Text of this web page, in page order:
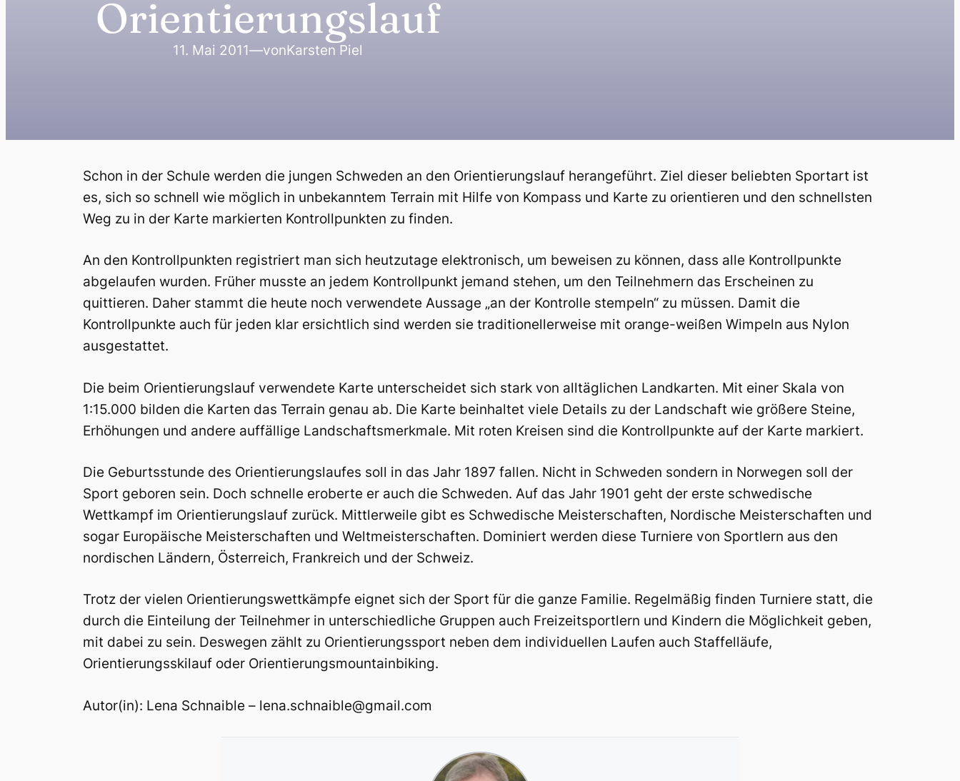
Orientierungslauf
11. Mai 2011—vonKarsten Piel
Schon in der Schule werden die jungen Schweden an den Orientierungslauf herangeführt. Ziel dieser beliebten Sportart ist
es, sich so schnell wie möglich in unbekanntem Terrain mit Hilfe von Kompass und Karte zu orientieren und den schnellsten
Weg zu in der Karte markierten Kontrollpunkten zu finden.
An den Kontrollpunkten registriert man sich heutzutage elektronisch, um beweisen zu können, dass alle Kontrollpunkte
abgelaufen wurden. Früher musste an jedem Kontrollpunkt jemand stehen, um den Teilnehmern das Erscheinen zu
quittieren. Daher stammt die heute noch verwendete Aussage „an der Kontrolle stempeln“ zu müssen. Damit die
Kontrollpunkte auch für jeden klar ersichtlich sind werden sie traditionellerweise mit orange-weißen Wimpeln aus Nylon
ausgestattet.
Die beim Orientierungslauf verwendete Karte unterscheidet sich stark von alltäglichen Landkarten. Mit einer Skala von
1:15.000 bilden die Karten das Terrain genau ab. Die Karte beinhaltet viele Details zu der Landschaft wie größere Steine,
Erhöhungen und andere auffällige Landschaftsmerkmale. Mit roten Kreisen sind die Kontrollpunkte auf der Karte markiert.
Die Geburtsstunde des Orientierungslaufes soll in das Jahr 1897 fallen. Nicht in Schweden sondern in Norwegen soll der
Sport geboren sein. Doch schnelle eroberte er auch die Schweden. Auf das Jahr 1901 geht der erste schwedische
Wettkampf im Orientierungslauf zurück. Mittlerweile gibt es Schwedische Meisterschaften, Nordische Meisterschaften und
sogar Europäische Meisterschaften und Weltmeisterschaften. Dominiert werden diese Turniere von Sportlern aus den
nordischen Ländern, Österreich, Frankreich und der Schweiz.
Trotz der vielen Orientierungswettkämpfe eignet sich der Sport für die ganze Familie. Regelmäßig finden Turniere statt, die
durch die Einteilung der Teilnehmer in unterschiedliche Gruppen auch Freizeitsportlern und Kindern die Möglichkeit geben,
mit dabei zu sein. Deswegen zählt zu Orientierungssport neben dem individuellen Laufen auch Staffelläufe,
Orientierungsskilauf oder Orientierungsmountainbiking.
Autor(in): Lena Schnaible – lena.schnaible@gmail.com